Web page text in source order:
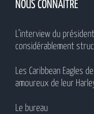
NOUS CONNAÎTRE
L’interview du
considérablement
Les Caribbean Eagles
amoureux de leur
Le bureau